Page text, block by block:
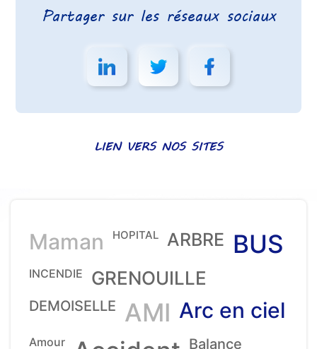
Partager sur les réseaux sociaux
LIEN VERS NOS SITES
Maman HOPITAL ARBRE BUS
INCENDIE GRENOUILLE
DEMOISELLE AMI Arc en ciel
Amour Balance